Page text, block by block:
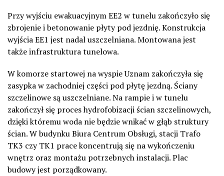
Przy wyjściu ewakuacyjnym EE2 w tunelu zakończyło się
zbrojenie i betonowanie płyty pod jezdnię. Konstrukcja
wyjścia EE1 jest nadal uszczelniana. Montowana jest
także infrastruktura tunelowa.
W komorze startowej na wyspie Uznam zakończyła się
zasypka w zachodniej części pod płytę jezdną. Ściany
szczelinowe są uszczelniane. Na rampie i w tunelu
zakończył się proces hydrofobizacji ścian szczelinowych,
dzięki któremu woda nie będzie wnikać w głąb struktury
ścian. W budynku Biura Centrum Obsługi, stacji Trafo
TK3 czy TK1 prace koncentrują się na wykończeniu
wnętrz oraz montażu potrzebnych instalacji. Plac
budowy jest porządkowany.